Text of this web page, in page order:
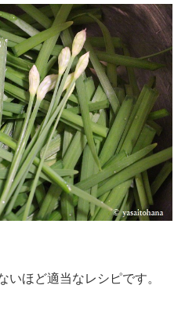
いほど適当なレシピです。